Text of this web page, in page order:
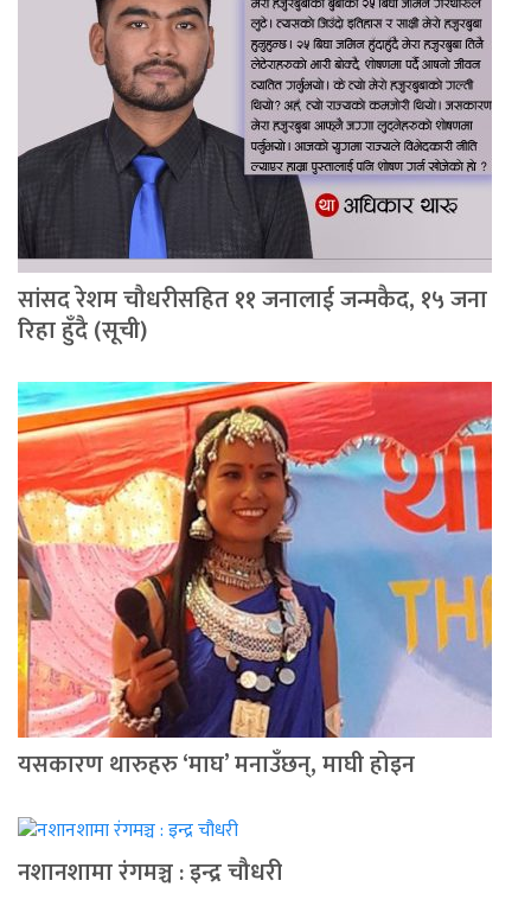
सांसद रेशम चौधरीसहित ११ जनालाई जन्मकैद, १५ जना
रिहा हुँदै (सूची)
यसकारण थारुहरु ‘माघ’ मनाउँछन्, माघी होइन
नशानशामा रंगमञ्च : इन्द्र चौधरी